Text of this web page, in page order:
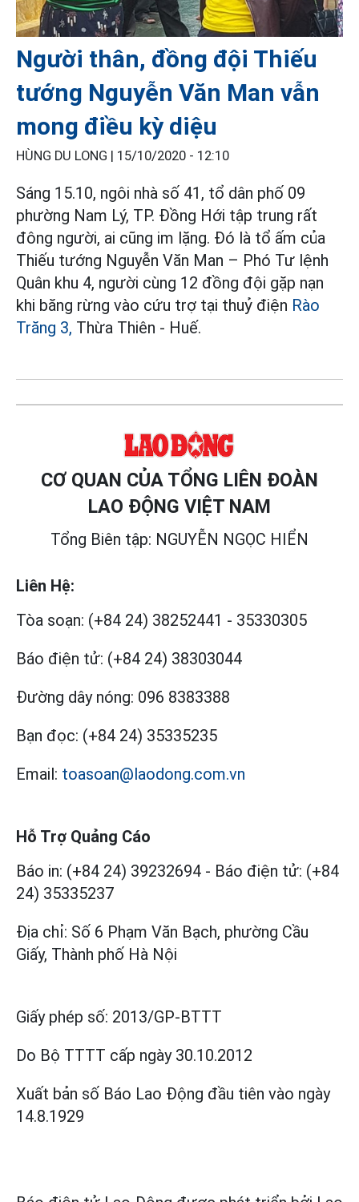
Người thân, đồng đội Thiếu
tướng Nguyễn Văn Man vẫn
mong điều kỳ diệu
HÙNG DU LONG | 15/10/2020 - 12:10
Sáng 15.10, ngôi nhà số 41, tổ dân phố 09
phường Nam Lý, TP. Đồng Hới tập trung rất
đông người, ai cũng im lặng. Đó là tổ ấm của
Thiếu tướng Nguyễn Văn Man – Phó Tư lệnh
Quân khu 4, người cùng 12 đồng đội gặp nạn
khi băng rừng vào cứu trợ tại thuỷ điện Rào
Trăng 3, Thừa Thiên - Huế.
CƠ QUAN CỦA TỔNG LIÊN ĐOÀN
LAO ĐỘNG VIỆT NAM
Tổng Biên tập: NGUYỄN NGỌC HIỂN
Liên Hệ:
Tòa soạn: (+84 24) 38252441 - 35330305
Báo điện tử: (+84 24) 38303044
Đường dây nóng: 096 8383388
Bạn đọc: (+84 24) 35335235
Email: toasoan@laodong.com.vn
Hỗ Trợ Quảng Cáo
Báo in: (+84 24) 39232694 - Báo điện tử: (+84
24) 35335237
Địa chỉ: Số 6 Phạm Văn Bạch, phường Cầu
Giấy, Thành phố Hà Nội
Giấy phép số: 2013/GP-BTTT
Do Bộ TTTT cấp ngày 30.10.2012
Xuất bản số Báo Lao Động đầu tiên vào ngày
14.8.1929